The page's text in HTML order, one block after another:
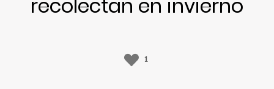
recolectan en invierno
1